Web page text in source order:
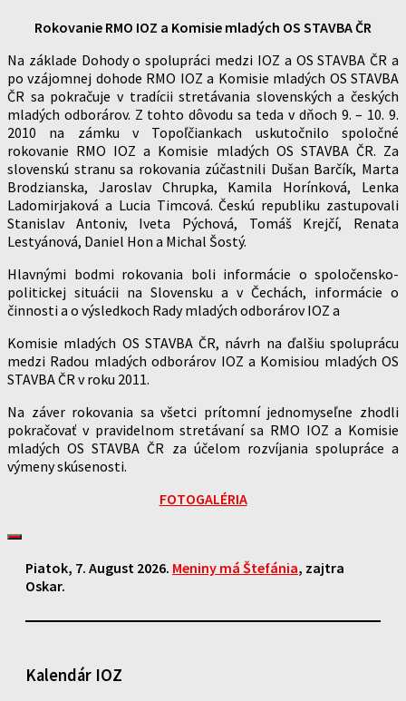
Rokovanie RMO IOZ a Komisie mladých OS STAVBA ČR
Na základe Dohody o spolupráci medzi IOZ a OS STAVBA ČR a
po vzájomnej dohode RMO IOZ a Komisie mladých OS STAVBA
ČR sa pokračuje v tradícii stretávania slovenských a českých
mladých odborárov. Z tohto dôvodu sa teda v dňoch 9. – 10. 9.
2010 na zámku v Topoľčiankach uskutočnilo spoločné
rokovanie RMO IOZ a Komisie mladých OS STAVBA ČR. Za
slovenskú stranu sa rokovania zúčastnili Dušan Barčík, Marta
Brodzianska, Jaroslav Chrupka, Kamila Horínková, Lenka
Ladomirjaková a Lucia Timcová. Českú republiku zastupovali
Stanislav Antoniv, Iveta Pýchová, Tomáš Krejčí, Renata
Lestyánová, Daniel Hon a Michal Šostý.
Hlavnými bodmi rokovania boli informácie o spoločensko-
politickej situácii na Slovensku a v Čechách, informácie o
činnosti a o výsledkoch Rady mladých odborárov IOZ a
Komisie mladých OS STAVBA ČR, návrh na ďalšiu spoluprácu
medzi Radou mladých odborárov IOZ a Komisiou mladých OS
STAVBA ČR v roku 2011.
Na záver rokovania sa všetci prítomní jednomyseľne zhodli
pokračovať v pravidelnom stretávaní sa RMO IOZ a Komisie
mladých OS STAVBA ČR za účelom rozvíjania spolupráce a
výmeny skúsenosti.
FOTOGALÉRIA
Piatok, 7. August 2026. Meniny má Štefánia, zajtra
Oskar.
Kalendár IOZ